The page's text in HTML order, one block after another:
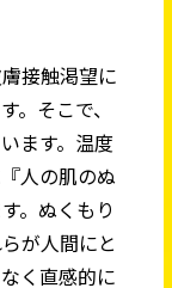
接触渇望に
。そこで、
ます。温度
人の肌のぬ
。ぬくもり
が人間にと
く直感的に